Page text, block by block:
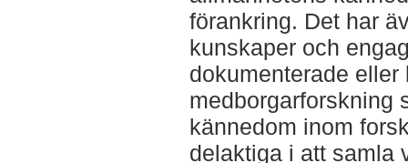
förankring. Det har
kunskaper och
dokumenterade
medborgarforskning
kännedom inom
delaktiga i att samla